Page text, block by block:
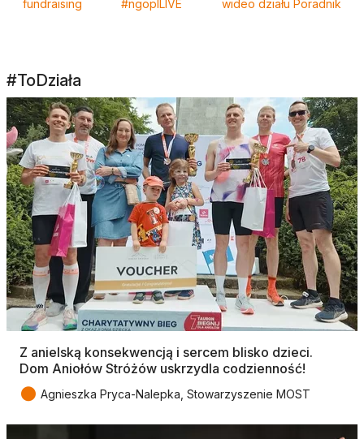
fundraising #ngoplLIVE wideo działu Poradnik
#ToDziała
Z anielską konsekwencją i sercem blisko dzieci.
Dom Aniołów Stróżów uskrzydla codzienność!
● Agnieszka Pryca-Nalepka, Stowarzyszenie MOST